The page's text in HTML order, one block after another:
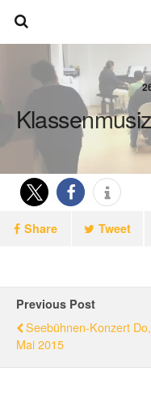
Share Tweet
Previous Post
Seebühnen-Konzert
Mai 2015